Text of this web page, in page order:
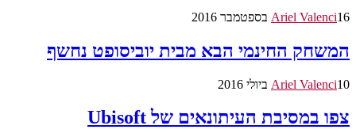
Ariel Valenci16 בספטמבר 2016
המשחק החינמי הבא מבית יוביסופט נחשף
Ariel Valenci10 ביולי 2016
צפו במסיבת העיתונאים של Ubisoft